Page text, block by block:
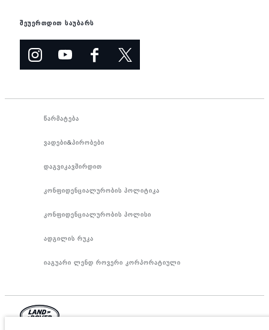
შეუერთდით საუბარს
წარმატება
ვადები&პირობები
დაგვიკავშირდით
კონფიდენციალურობის პოლიტიკა
კონფიდენციალურობის პოლისი
ადგილის რუკა
იაგუარი ლენდ როვერი კორპორატიული